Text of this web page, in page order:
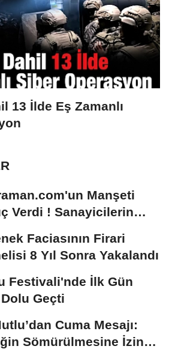
13 İlde Eş Zamanlı
Manşeti
Verdi ! Sanayicilerin
Faciasının Firari
8 Yıl Sonra Yakalandı
Festivali'nde İlk Gün
Geçti
Cuma Mesajı:
Sömürülmesine İzin